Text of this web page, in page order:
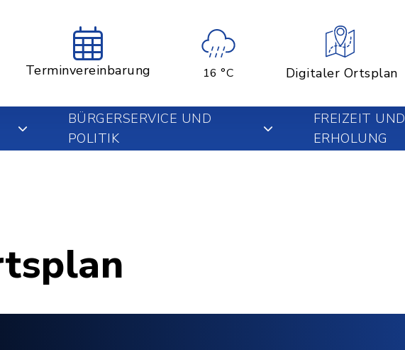
Terminvereinbarung 16 °C Digitaler Ortsplan
BÜRGERSERVICE UND
POLITIK
FREIZEIT UND
ERHOLUNG